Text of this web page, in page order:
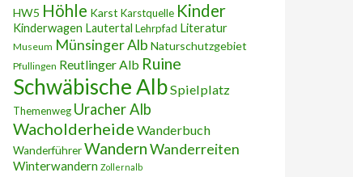
HW5 Höhle Karst Karstquelle Kinder
Kinderwagen Lautertal Lehrpfad Literatur
Museum Münsinger Alb Naturschutzgebiet
Pfullingen Reutlinger Alb Ruine
Schwäbische AlbSpielplatz
Themenweg Uracher Alb
Wacholderheide Wanderbuch
WanderführerWandernWanderreiten
Winterwandern Zollernalb